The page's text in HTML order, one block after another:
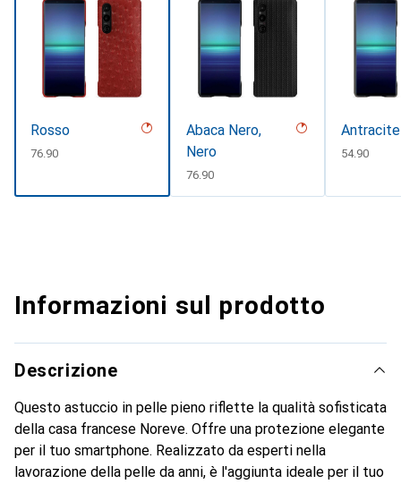
Rosso
CHF
76.90
Abaca Nero,
Nero
CHF
76.90
Antracite
CHF
54.90
Informazioni sul prodotto
Descrizione
Questo astuccio in pelle pieno riflette la qualità sofisticata
della casa francese Noreve. Offre una protezione elegante
per il tuo smartphone. Realizzato da esperti nella
lavorazione della pelle da anni, è l'aggiunta ideale per il tuo